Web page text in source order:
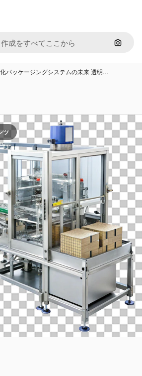
画像で
パッケージングシステムの未来 透明…
ツ